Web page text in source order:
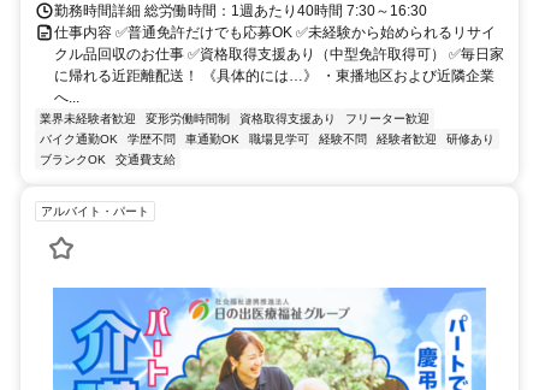
勤務時間詳細 総労働時間：1週あたり40時間 7:30～16:30
仕事内容 ✅普通免許だけでも応募OK ✅未経験から始められるリサイ
クル品回収のお仕事 ✅資格取得支援あり（中型免許取得可） ✅毎日家
に帰れる近距離配送！ 《具体的には…》 ・東播地区および近隣企業
へ...
業界未経験者歓迎 変形労働時間制 資格取得支援あり
フリーター歓迎
バイク通勤OK
学歴不問 車通勤OK 職場見学可 経験不問 経験者歓迎
研修あり
ブランクOK
交通費支給
アルバイト・パート